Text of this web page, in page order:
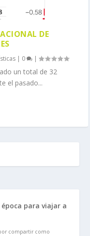
DE
| 0 |
un total de 32
el pasado...
para viajar a
compartir como